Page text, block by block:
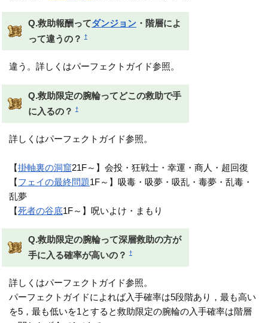
Q.救助報酬ってダンジョン・階層によ
って違うの？
†
違う。詳しくはパーフェクトガイド参照。
Q.救助限定の腕輪ってどこの救助で手
に入るの？
†
詳しくはパーフェクトガイド参照。
【掛軸裏の洞窟21F～】会投・狂戦士・幸運・商人・超回復
【フェイの最終問題1F～】吸毒・吸夢・吸乱・毒夢・乱毒・
乱夢
【死者の谷底1F～】呪いよけ・まもり
Q.救助限定の腕輪って深層救助の方が
手に入る確率が高いの？
†
詳しくはパーフェクトガイド参照。
パーフェクトガイドによれば入手確率は5段階あり，最も高い
を5，最も低いを1とすると救助限定の腕輪の入手確率は階層